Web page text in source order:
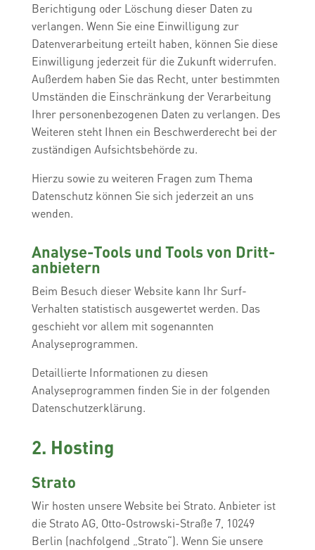
Berichtigung oder Löschung dieser Daten zu
verlangen. Wenn Sie eine Einwilligung zur
Datenverarbeitung erteilt haben, können Sie diese
Einwilligung jederzeit für die Zukunft widerrufen.
Außerdem haben Sie das Recht, unter bestimmten
Umständen die Einschränkung der Verarbeitung
Ihrer personenbezogenen Daten zu verlangen. Des
Weiteren steht Ihnen ein Beschwerderecht bei der
zuständigen Aufsichtsbehörde zu.
Hierzu sowie zu weiteren Fragen zum Thema
Datenschutz können Sie sich jederzeit an uns
wenden.
Analyse-Tools und Tools von Dritt­
anbietern
Beim Besuch dieser Website kann Ihr Surf-
Verhalten statistisch ausgewertet werden. Das
geschieht vor allem mit sogenannten
Analyseprogrammen.
Detaillierte Informationen zu diesen
Analyseprogrammen finden Sie in der folgenden
Datenschutzerklärung.
2. Hosting
Strato
Wir hosten unsere Website bei Strato. Anbieter ist
die Strato AG, Otto-Ostrowski-Straße 7, 10249
Berlin (nachfolgend „Strato“). Wenn Sie unsere